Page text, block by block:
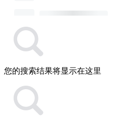
您的搜索结果将显示在这里